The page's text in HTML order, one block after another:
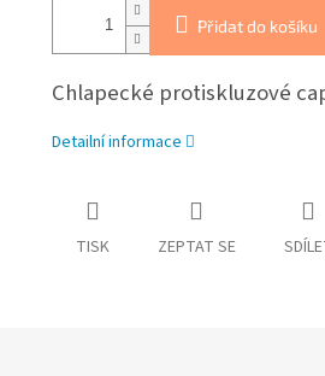
Přidat do košíku
Chlapecké protiskluzové
Detailní informace
TISK ZEPTAT SE